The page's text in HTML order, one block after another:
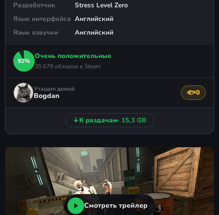
Разработчик
Stress Level Zero
Язык интерфейса Английский
Язык озвучки
Английский
92%
Очень положительные
35 679 обзоров в Steam
Утащил домой
Bogdan 🐟0
↓К раздачам· 15,3 GB
Смотреть трейлер